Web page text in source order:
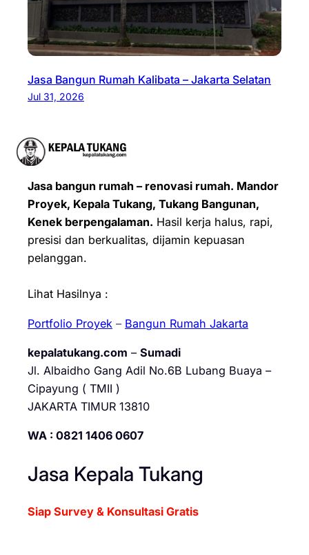
Jasa Bangun Rumah Kalibata – Jakarta Selatan
Jul 31, 2026
Jasa bangun rumah – renovasi rumah. Mandor
Proyek, Kepala Tukang, Tukang Bangunan,
Kenek berpengalaman. Hasil kerja halus, rapi,
presisi dan berkualitas, dijamin kepuasan
pelanggan.
Lihat Hasilnya :
Portfolio Proyek – Bangun Rumah Jakarta
kepalatukang.com – Sumadi
Jl. Albaidho Gang Adil No.6B Lubang Buaya –
Cipayung ( TMII )
JAKARTA TIMUR 13810
WA : 0821 1406 0607
Jasa Kepala Tukang
Siap Survey & Konsultasi Gratis